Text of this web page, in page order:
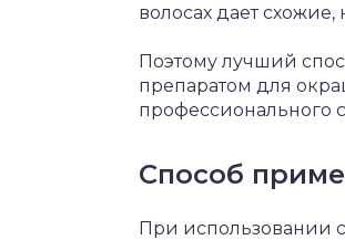
волосах дает
Поэтому лучший
препаратом для
профессионального
Способ
При использовании